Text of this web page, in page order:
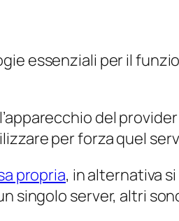
essenziali per il
del
per forza quel
propria, in alternativa
singolo server, altri